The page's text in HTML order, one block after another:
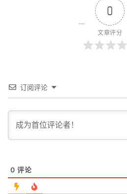
0
文章评分
订阅评论
0 评论